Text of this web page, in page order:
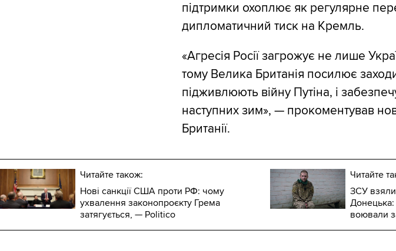
підтримки охоплює як регулярне
дипломатичний тиск на Кремль.
«Агресія Росії загрожує не лише
тому Велика Британія посилює
підживлюють війну Путіна, і
наступних зим», — прокоментував
Британії.
Читайте також:
Нові санкції США проти РФ: чому
ухвалення законопроєкту Грема
затягується, — Politico
Читайте
ЗСУ
воювали